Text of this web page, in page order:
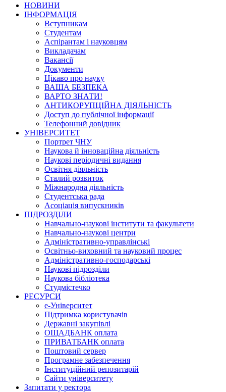
НОВИНИ
ІНФОРМАЦІЯ
Вступникам
Студентам
Аспірантам і науковцям
Викладачам
Вакансії
Документи
Цікаво про науку
ВАША БЕЗПЕКА
ВАРТО ЗНАТИ!
АНТИКОРУПЦІЙНА ДІЯЛЬНІСТЬ
Доступ до публічної інформації
Телефонний довідник
УНІВЕРСИТЕТ
Портрет ЧНУ
Наукова й інноваційна діяльність
Наукові періодичні видання
Освітня діяльність
Сталий розвиток
Міжнародна діяльність
Студентська рада
Асоціація випускників
ПІДРОЗДІЛИ
Навчально-наукові інститути та факультети
Навчально-наукові центри
Адміністративно-управлінські
Освітньо-виховний та науковий процес
Адміністративно-господарські
Наукові підрозділи
Наукова бібліотека
Студмістечко
РЕСУРСИ
е-Університет
Підтримка користувачів
Державні закупівлі
ОЩАДБАНК оплата
ПРИВАТБАНК оплата
Поштовий сервер
Програмне забезпечення
Інституційний репозитарій
Сайти університету
Запитати у ректора